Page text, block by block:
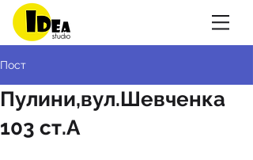
Пост
Пулини,вул.Шевченка
103 ст.А